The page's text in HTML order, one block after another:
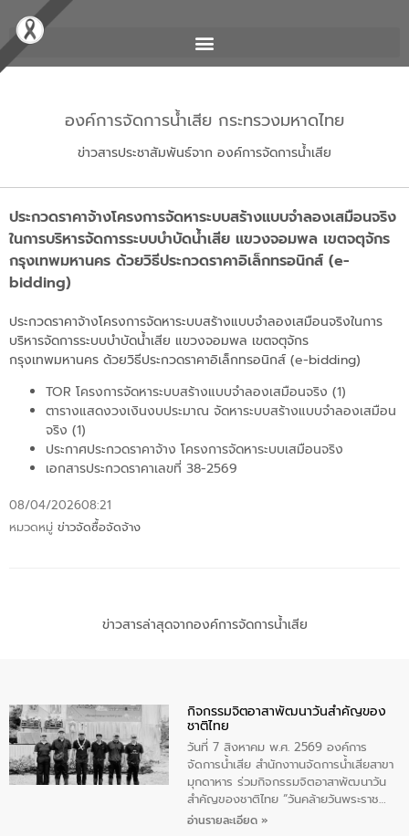
องค์การจัดการน้ำเสีย กระทรวงมหาดไทย
ข่าวสารประชาสัมพันธ์จาก องค์การจัดการน้ำเสีย
ประกวดราคาจ้างโครงการจัดหาระบบสร้างแบบจำลองเสมือนจริง
ในการบริหารจัดการระบบบำบัดน้ำเสีย แขวงจอมพล เขตจตุจักร
กรุงเทพมหานคร ด้วยวิธีประกวดราคาอิเล็กทรอนิกส์ (e-
bidding)
ประกวดราคาจ้างโครงการจัดหาระบบสร้างแบบจำลองเสมือนจริงในการ
บริหารจัดการระบบบำบัดน้ำเสีย แขวงจอมพล เขตจตุจักร
กรุงเทพมหานคร ด้วยวิธีประกวดราคาอิเล็กทรอนิกส์ (e-bidding)
TOR โครงการจัดหาระบบสร้างแบบจำลองเสมือนจริง (1)
ตารางแสดงวงเงินงบประมาณ จัดหาระบบสร้างแบบจำลองเสมือน
จริง (1)
ประกาศประกวดราคาจ้าง โครงการจัดหาระบบเสมือนจริง
เอกสารประกวดราคาเลขที่ 38-2569
08/04/202608:21
หมวดหมู่ ข่าวจัดซื้อจัดจ้าง
ข่าวสารล่าสุดจากองค์การจัดการน้ำเสีย
กิจกรรมจิตอาสาพัฒนาวันสําคัญของ
ชาติไทย
วันที่ 7 สิงหาคม พ.ศ. 2569 องค์การ
จัดการน้ำเสีย สำนักงาานจัดการน้ำเสียสาขา
มุกดาหาร ร่วมกิจกรรมจิตอาสาพัฒนาวัน
สําคัญของชาติไทย “วันคล้ายวันพระราช
สมภพ สมเด็จพระนางเจ้าสิริกิติ์พระบรม
อ่านรายละเอียด »